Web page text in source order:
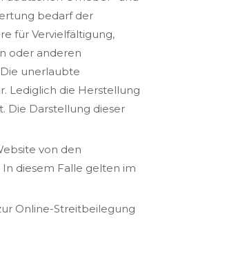
bedarf der
für Vervielfältigung,
oder anderen
unerlaubte
Lediglich die Herstellung
Die Darstellung dieser
von den
diesem Falle gelten im
Online-Streitbeilegung